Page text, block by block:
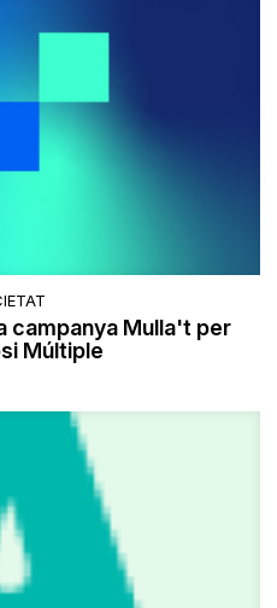
campanya Mulla't per
Múltiple